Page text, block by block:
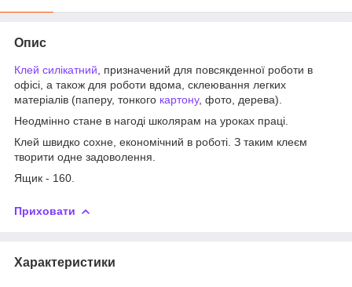
Опис
Клей силікатний , призначений для повсякденної роботи в
офісі, а також для роботи вдома, склеювання легких
матеріалів (паперу, тонкого картону, фото, дерева).
Неодмінно стане в нагоді школярам на уроках праці.
Клей швидко сохне, економічний в роботі. З таким клеєм
творити одне задоволення.
Ящик - 160.
Приховати
Характеристики